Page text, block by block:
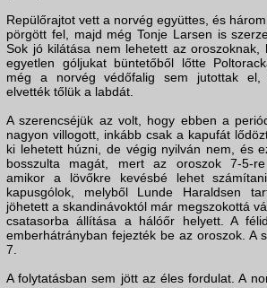
Repülőrajtot vett a norvég együttes, és
pörgött fel, majd még Tonje Larsen is
Sok jó kilátása nem lehetett az
egyetlen góljukat büntetőből lőtte
még a norvég védőfalig sem jutottak el,
elvették tőlük a labdát.
A szerencséjük az volt, hogy ebben a
nagyon villogott, inkább csak a kapufát
ki lehetett húzni, de végig nyilván nem, és
bosszulta magát, mert az oroszok 7-5-
amikor a lövőkre kevésbé lehet
kapusgólok, melyből Lunde Haraldsen
jöhetett a skandinávoktól már megszokottá
csatasorba állítása a hálóőr helyett. A
emberhátrányban fejezték be az oroszok. A
7.
A folytatásban sem jött az éles fordulat. A